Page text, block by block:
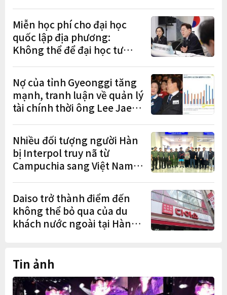
cư"
Miễn học phí cho đại học
quốc lập địa phương:
Không thể để đại học tư
Nợ của tỉnh Gyeonggi tăng
mạnh, tranh luận về quản lý
tài chính thời ông Lee Jae-
Nhiều đối tượng người Hàn
bị Interpol truy nã từ
Campuchia sang Việt Nam
Daiso trở thành điểm đến
không thể bỏ qua của du
khách nước ngoài tại Hàn
Tin ảnh